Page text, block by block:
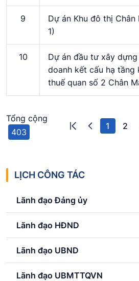
9
Dự án Khu đô thị
1)
10
Dự án đầu tư xây
doanh kết cấu hạ tầng
thuế quan số 2 Chân
Tổng cộng
403
1 2
LỊCH CÔNG TÁC
Lãnh đạo Đảng ủy
Lãnh đạo HĐND
Lãnh đạo UBND
Lãnh đạo UBMTTQVN